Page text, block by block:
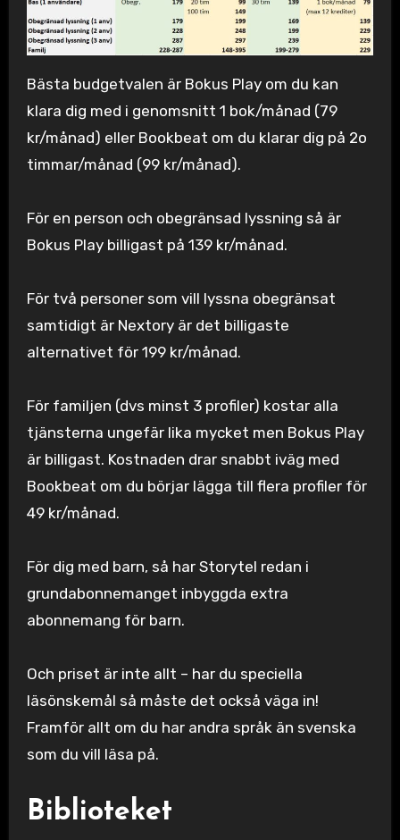
Bästa budgetvalen är Bokus Play om du kan
klara dig med i genomsnitt 1 bok/månad (79
kr/månad) eller Bookbeat om du klarar dig på 2o
timmar/månad (99 kr/månad).
För en person och obegränsad lyssning så är
Bokus Play billigast på 139 kr/månad.
För två personer som vill lyssna obegränsat
samtidigt är Nextory är det billigaste
alternativet för 199 kr/månad.
För familjen (dvs minst 3 profiler) kostar alla
tjänsterna ungefär lika mycket men Bokus Play
är billigast. Kostnaden drar snabbt iväg med
Bookbeat om du börjar lägga till flera profiler för
49 kr/månad.
För dig med barn, så har Storytel redan i
grundabonnemanget inbyggda extra
abonnemang för barn.
Och priset är inte allt – har du speciella
läsönskemål så måste det också väga in!
Framför allt om du har andra språk än svenska
som du vill läsa på.
Biblioteket